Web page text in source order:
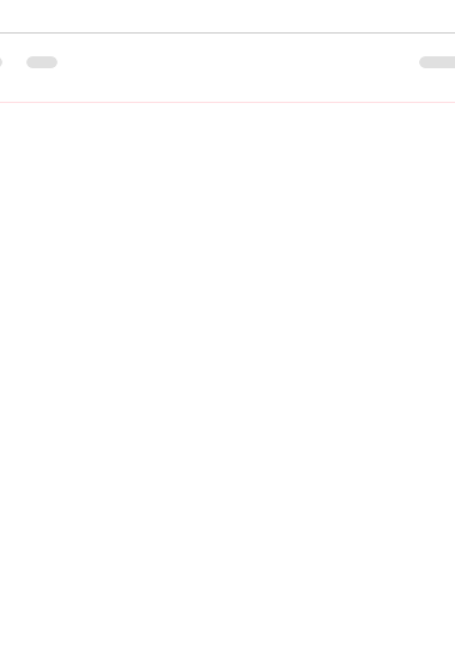
o tempo inteiro: a leitura. Descobri esse amor pela
primeiro livro de leitura foi didático: Caminho S